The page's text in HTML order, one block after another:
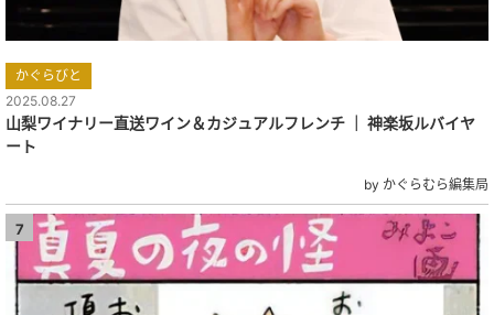
かぐらびと
2025.08.27
山梨ワイナリー直送ワイン＆カジュアルフレンチ ｜ 神楽坂ルバイヤ
ート
by かぐらむら編集局
7